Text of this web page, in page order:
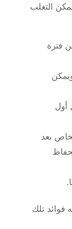
التغلب
فترة
أول
بعد
فوائد تلك